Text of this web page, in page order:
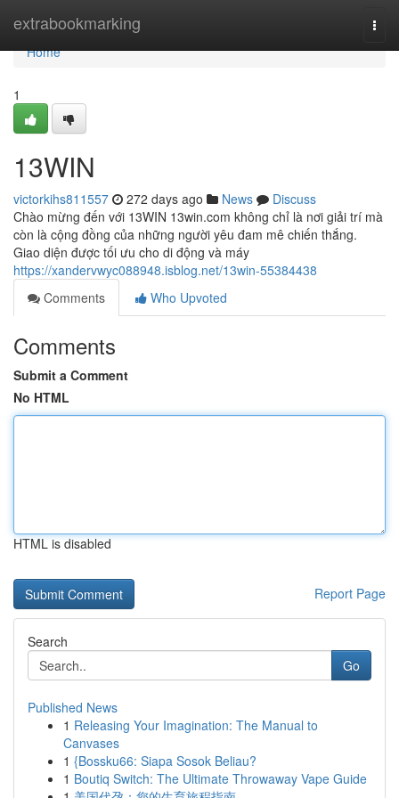
extrabookmarking
Home
Home
1
13WIN
victorkihs811557 272 days ago News
Discuss
Chào mừng đến với 13WIN 13win.com không chỉ là nơi giải trí mà
còn là cộng đồng của những người yêu đam mê chiến thắng.
Giao diện được tối ưu cho di động và máy
https://xandervwyc088948.isblog.net/13win-55384438
Comments
Who Upvoted
Comments
Submit a Comment
No HTML
HTML is disabled
Report Page
Search
Go
Published News
1 Releasing Your Imagination: The Manual to
Canvases
1 {Bossku66: Siapa Sosok Beliau?
1 Boutiq Switch: The Ultimate Throwaway Vape Guide